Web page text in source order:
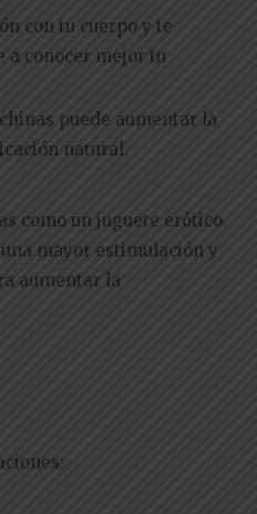
con tu cuerpo y te
a conocer mejor tu
puede aumentar la
natural.
como un juguete erótico.
mayor estimulación y
aumentar la